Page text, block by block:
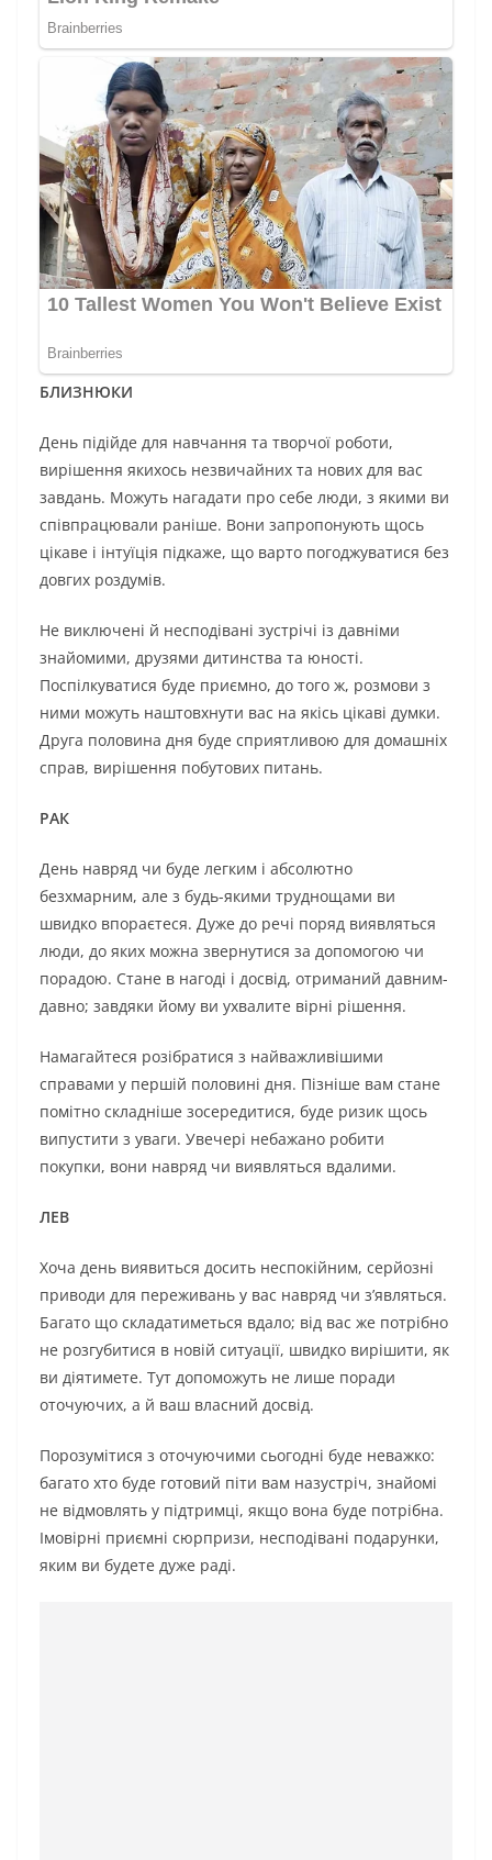
БЛИЗНЮКИ
День підійде для навчання та творчої роботи,
вирішення якихось незвичайних та нових для вас
завдань. Можуть нагадати про себе люди, з якими ви
співпрацювали раніше. Вони запропонують щось
цікаве і інтуїція підкаже, що варто погоджуватися без
довгих роздумів.
Не виключені й несподівані зустрічі із давніми
знайомими, друзями дитинства та юності.
Поспілкуватися буде приємно, до того ж, розмови з
ними можуть наштовхнути вас на якісь цікаві думки.
Друга половина дня буде сприятливою для домашніх
справ, вирішення побутових питань.
РАК
День навряд чи буде легким і абсолютно
безхмарним, але з будь-якими труднощами ви
швидко впораєтеся. Дуже до речі поряд виявляться
люди, до яких можна звернутися за допомогою чи
порадою. Стане в нагоді і досвід, отриманий давним-
давно; завдяки йому ви ухвалите вірні рішення.
Намагайтеся розібратися з найважливішими
справами у першій половині дня. Пізніше вам стане
помітно складніше зосередитися, буде ризик щось
випустити з уваги. Увечері небажано робити
покупки, вони навряд чи виявляться вдалими.
ЛЕВ
Хоча день виявиться досить неспокійним, серйозні
приводи для переживань у вас навряд чи з’являться.
Багато що складатиметься вдало; від вас же потрібно
не розгубитися в новій ситуації, швидко вирішити, як
ви діятимете. Тут допоможуть не лише поради
оточуючих, а й ваш власний досвід.
Порозумітися з оточуючими сьогодні буде неважко:
багато хто буде готовий піти вам назустріч, знайомі
не відмовлять у підтримці, якщо вона буде потрібна.
Імовірні приємні сюрпризи, несподівані подарунки,
яким ви будете дуже раді.